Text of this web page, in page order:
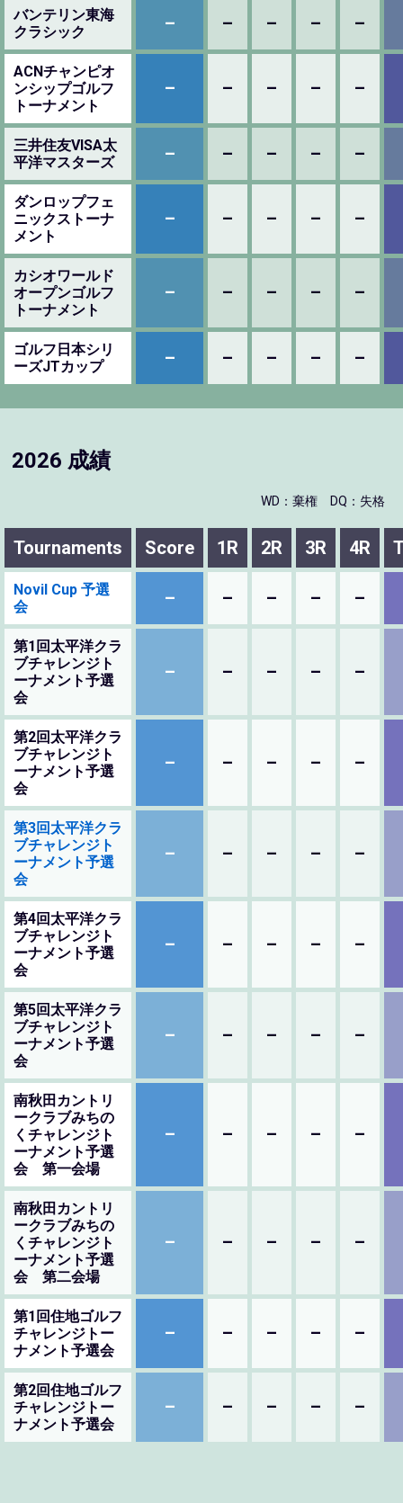
バンテリン東海
クラシック
– – – – –
ACNチャンピオ
ンシップゴルフ
トーナメント
– – – – –
三井住友VISA太
平洋マスターズ
– – – – –
ダンロップフェ
ニックストーナ
メント
– – – – –
カシオワールド
オープンゴルフ
トーナメント
– – – – –
ゴルフ日本シリ
ーズJTカップ
– – – – –
2026 成績
WD：棄権 DQ：失格
Tournaments Score 1R 2R 3R 4R
Novil Cup 予選
会
– – – – –
第1回太平洋クラ
ブチャレンジト
ーナメント予選
会
– – – – –
第2回太平洋クラ
ブチャレンジト
ーナメント予選
会
– – – – –
第3回太平洋クラ
ブチャレンジト
ーナメント予選
会
– – – – –
第4回太平洋クラ
ブチャレンジト
ーナメント予選
会
– – – – –
第5回太平洋クラ
ブチャレンジト
ーナメント予選
会
– – – – –
南秋田カントリ
ークラブみちの
くチャレンジト
ーナメント予選
会 第一会場
– – – – –
南秋田カントリ
ークラブみちの
くチャレンジト
ーナメント予選
会 第二会場
– – – – –
第1回住地ゴルフ
チャレンジトー
ナメント予選会
– – – – –
第2回住地ゴルフ
チャレンジトー
ナメント予選会
– – – – –